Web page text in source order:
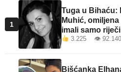
1
Tuga u Bihaću:
Muhić,
imali samo
3.225 👁 92.140
Bišćanka